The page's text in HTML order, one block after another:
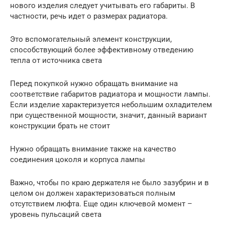
нового изделия следует учитывать его габариты. В
частности, речь идет о размерах радиатора.
Это вспомогательный элемент конструкции,
способствующий более эффективному отведению
тепла от источника света
Перед покупкой нужно обращать внимание на
соответствие габаритов радиатора и мощности лампы.
Если изделие характеризуется небольшим охладителем
при существенной мощности, значит, данный вариант
конструкции брать не стоит
Нужно обращать внимание также на качество
соединения цоколя и корпуса лампы
Важно, чтобы по краю держателя не было зазубрин и в
целом он должен характеризоваться полным
отсутствием люфта. Еще один ключевой момент –
уровень пульсаций света